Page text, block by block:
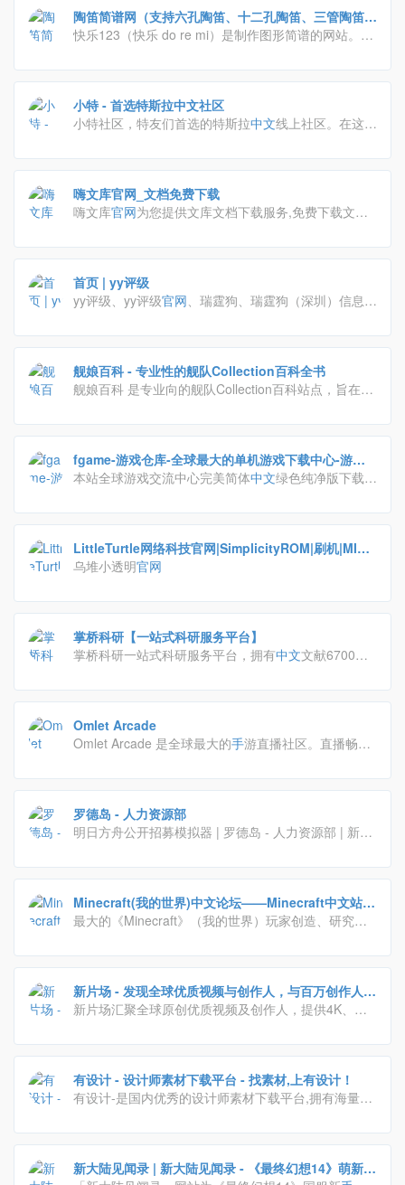
陶笛简谱网（支持六孔陶笛、十二孔陶笛、三管陶笛、
八孔埙、十孔埙） — 快乐123
快乐123（快乐 do re mi）是制作图形简谱的网站。快
安卓手机等设备上全屏展示。收录的谱子有1000多
笛、八孔埙、十孔埙。
小特 - 首选特斯拉中文社区
小特社区，特友们首选的特斯拉中文线上社区。在这
点滴，特立不独行。小特app，针对特友需求开发，为
等多种车型。
嗨文库官网_文档免费下载
嗨文库官网为您提供文库文档下载服务,免费下载文库
首页 | yy评级
yy评级、yy评级官网、瑞霆狗、瑞霆狗（深圳）信息技
rating狗、评级、rating、report
舰娘百科 - 专业性的舰队Collection百科全书
舰娘百科 是专业向的舰队Collection百科站点，旨在为
资料和攻略。任何人都可自由编辑舰娘百科！
fgame-游戏仓库-全球最大的单机游戏下载中心-游戏
交流网-fgame-游戏仓库--全球最大的单机游戏下载中
本站全球游戏交流中心完美简体中文绿色纯净版下载,
游戏仓库容量60000g每天持续增加中,游戏不卸载永久
LittleTurtle网络科技官网|SimplicityROM|刷机|MIUI
官改|乌堆小透明
乌堆小透明官网
掌桥科研【一站式科研服务平台】
掌桥科研一站式科研服务平台，拥有中文文献6700万
种、中文期刊1960种），外文文献3700万+篇，中外
研致力于为广大科研工作者提供方便、快捷的一站式科
技文献查询与下载，以及文献求助、文档翻译、文档转
Omlet Arcade
Omlet Arcade 是全球最大的手游直播社区。直播畅玩
尽对决和Free Fire等游戏的玩家们一同狂欢吧！
罗德岛 - 人力资源部
明日方舟公开招募模拟器 | 罗德岛 - 人力资源部 | 新手
Minecraft(我的世界)中文论坛——Minecraft中文站,
我的世界中文论坛,我的世界论坛 -
最大的《Minecraft》（我的世界）玩家创造、研究、
最新最好玩的整合包、Mod，最炫酷的皮肤、材质包，
游戏心得。想了解我的世界怎么玩？在这里你可以找到
各路高手分享的游戏心得与教程。
新片场 - 发现全球优质视频与创作人，与百万创作人一
起成长
新片场汇聚全球原创优质视频及创作人，提供4K、无
版视觉素材交易等，与百万创作人一起成长。
有设计 - 设计师素材下载平台 - 找素材,上有设计！
有设计-是国内优秀的设计师素材下载平台,拥有海量优
材,各种笔刷预设组件;及室内设计教程,效果图教程,PS
新大陆见闻录 | 新大陆见闻录 - 《最终幻想14》萌新指